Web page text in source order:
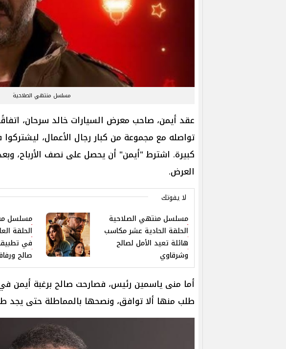
مسلسل منتهي الصلاحية
عقد أيمن، صاحب معرض السيارات خالد سرحان،
تواصله مع مجموعة من كبار رجال الأعمال، ليشتركوا
كبيرة. اشترط "أيمن" أن يحصل على نصف الأرباح،
العرض.
لا يفوتك
مسلسل منتهي الصلاحية
الحلقة الحادية عشر مكاسب
هائلة تعيد الأمل لصالح
وشرقاوي
مسلسل
الحلقة
في
صالح
أما منى ياسمين رئيس، فصارحت صالح برغبة أيمن
طلب منها ألا توافق، ونصحها بالمماطلة حتى يجد